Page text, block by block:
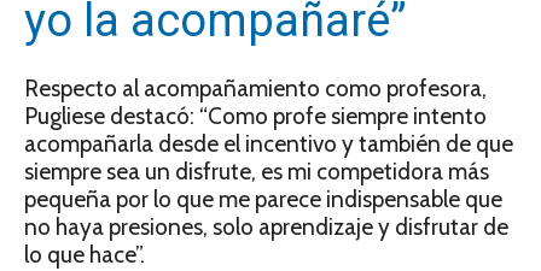
yo la acompañaré”
Respecto al acompañamiento como profesora,
Pugliese destacó: “Como profe siempre intento
acompañarla desde el incentivo y también de que
siempre sea un disfrute, es mi competidora más
pequeña por lo que me parece indispensable que
no haya presiones, solo aprendizaje y disfrutar de
lo que hace”.